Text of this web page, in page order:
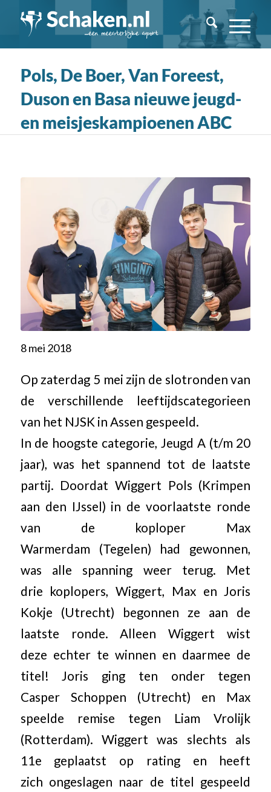
Pols, De Boer, Van Foreest,
Duson en Basa nieuwe jeugd-
en meisjeskampioenen ABC
8 mei 2018
Op zaterdag 5 mei zijn de slotronden van
de verschillende leeftijdscategorieen
van het NJSK in Assen gespeeld.
In de hoogste categorie, Jeugd A (t/m 20
jaar), was het spannend tot de laatste
partij. Doordat Wiggert Pols (Krimpen
aan den IJssel) in de voorlaatste ronde
van de koploper Max
Warmerdam (Tegelen) had gewonnen,
was alle spanning weer terug. Met
drie koplopers, Wiggert, Max en Joris
Kokje (Utrecht) begonnen ze aan de
laatste ronde. Alleen Wiggert wist
deze echter te winnen en daarmee de
titel! Joris ging ten onder tegen
Casper Schoppen (Utrecht) en Max
speelde remise tegen Liam Vrolijk
(Rotterdam). Wiggert was slechts als
11e geplaatst op rating en heeft
zich ongeslagen naar de titel gespeeld